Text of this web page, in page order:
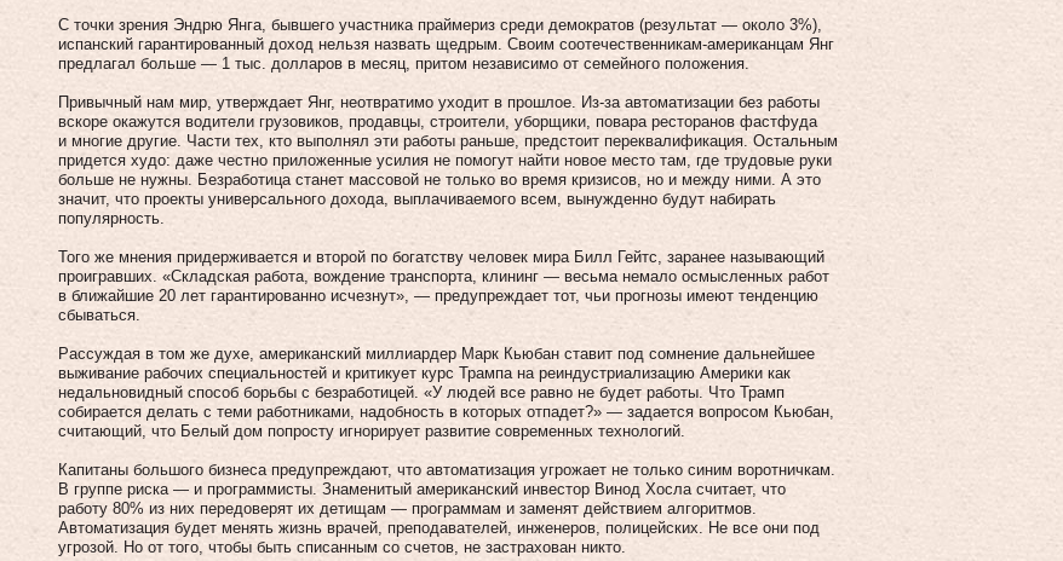
С точки зрения Эндрю Янга, бывшего участника праймериз среди демократов (результат — около 3%),
испанский гарантированный доход нельзя назвать щедрым. Своим соотечественникам-американцам Янг
предлагал больше — 1 тыс. долларов в месяц, притом независимо от семейного положения.
Привычный нам мир, утверждает Янг, неотвратимо уходит в прошлое. Из-за автоматизации без работы
вскоре окажутся водители грузовиков, продавцы, строители, уборщики, повара ресторанов фастфуда
и многие другие. Части тех, кто выполнял эти работы раньше, предстоит переквалификация. Остальным
придется худо: даже честно приложенные усилия не помогут найти новое место там, где трудовые руки
больше не нужны. Безработица станет массовой не только во время кризисов, но и между ними. А это
значит, что проекты универсального дохода, выплачиваемого всем, вынужденно будут набирать
популярность.
Того же мнения придерживается и второй по богатству человек мира Билл Гейтс, заранее называющий
проигравших. «Складская работа, вождение транспорта, клининг — весьма немало осмысленных работ
в ближайшие 20 лет гарантированно исчезнут», — предупреждает тот, чьи прогнозы имеют тенденцию
сбываться.
Рассуждая в том же духе, американский миллиардер Марк Кьюбан ставит под сомнение дальнейшее
выживание рабочих специальностей и критикует курс Трампа на реиндустриализацию Америки как
недальновидный способ борьбы с безработицей. «У людей все равно не будет работы. Что Трамп
собирается делать с теми работниками, надобность в которых отпадет?» — задается вопросом Кьюбан,
считающий, что Белый дом попросту игнорирует развитие современных технологий.
Капитаны большого бизнеса предупреждают, что автоматизация угрожает не только синим воротничкам.
В группе риска — и программисты. Знаменитый американский инвестор Винод Хосла считает, что
работу 80% из них передоверят их детищам — программам и заменят действием алгоритмов.
Автоматизация будет менять жизнь врачей, преподавателей, инженеров, полицейских. Не все они под
угрозой. Но от того, чтобы быть списанным со счетов, не застрахован никто.